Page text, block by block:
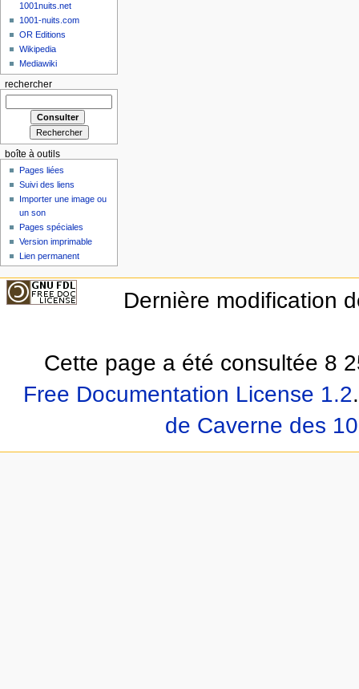
1001nuits.net
1001-nuits.com
OR Editions
Wikipedia
Mediawiki
rechercher
boîte à outils
Pages liées
Suivi des liens
Importer une image ou
un son
Pages spéciales
Version imprimable
Lien permanent
Dernière modification
Cette page a été consultée 8
Free Documentation License 1.2.
de Caverne des